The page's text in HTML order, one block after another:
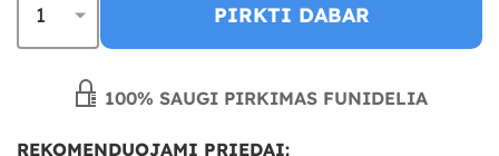
PIRKTI DABAR
100% SAUGI PIRKIMAS FUNIDELIA
REKOMENDUOJAMI PRIEDAI: